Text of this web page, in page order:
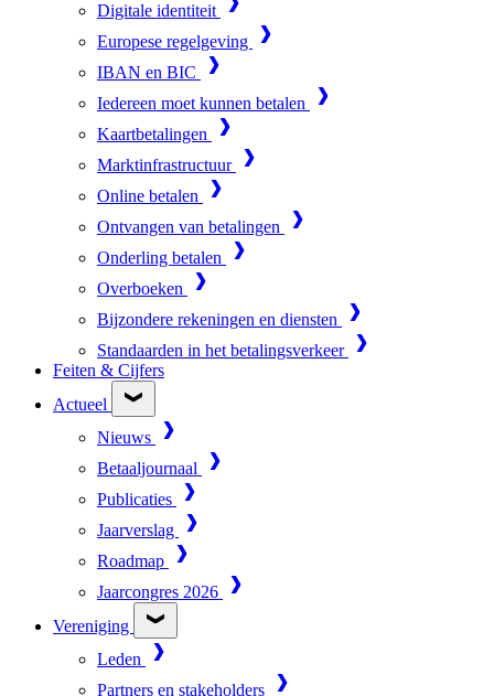
Digitale identiteit
Europese regelgeving
IBAN en BIC
Iedereen moet kunnen betalen
Kaartbetalingen
Marktinfrastructuur
Online betalen
Ontvangen van betalingen
Onderling betalen
Overboeken
Bijzondere rekeningen en diensten
Standaarden in het betalingsverkeer
Feiten & Cijfers
Actueel
Nieuws
Betaaljournaal
Publicaties
Jaarverslag
Roadmap
Jaarcongres 2026
Vereniging
Leden
Partners en stakeholders